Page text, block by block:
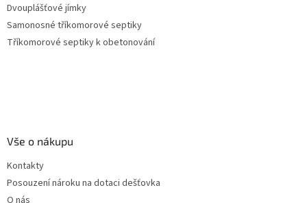
Dvouplášťové jímky
Samonosné tříkomorové septiky
Tříkomorové septiky k obetonování
Vše o nákupu
Kontakty
Posouzení nároku na dotaci dešťovka
O nás